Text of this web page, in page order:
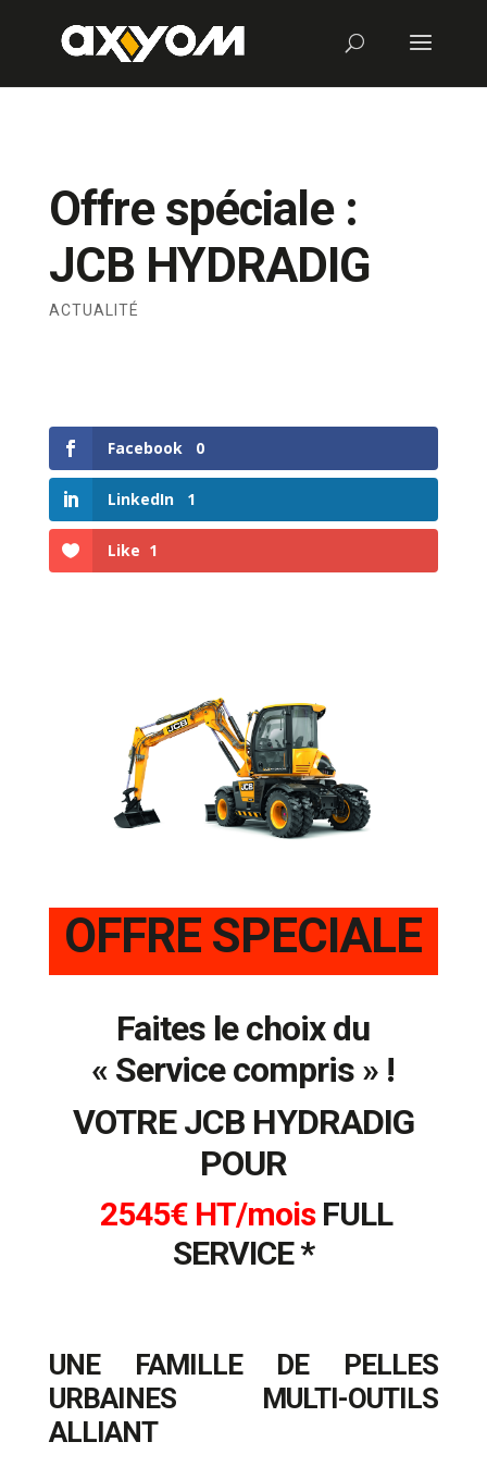
Offre spéciale :
JCB HYDRADIG
ACTUALITÉ
Facebook 0
LinkedIn 1
Like 1
OFFRE SPECIALE
Faites le choix du
« Service compris » !
VOTRE JCB HYDRADIG
POUR
2545€ HT/moisFULL
SERVICE *
UNE FAMILLE DE PELLES
URBAINES MULTI-OUTILS
ALLIANT